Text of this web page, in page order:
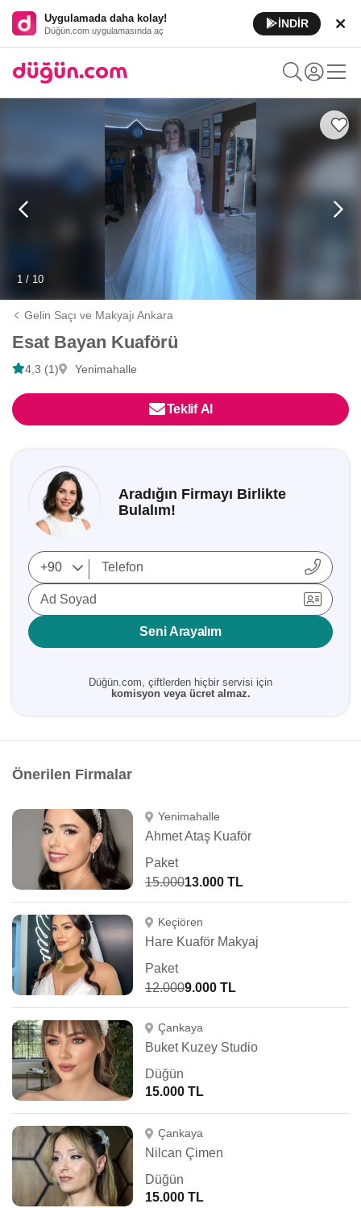
Uygulamada daha kolay!
Düğün.com uygulamasında aç
İNDİR
1 / 10
Gelin Saçı ve Makyajı Ankara
Esat Bayan Kuaförü
4,3 (1) Yenimahalle
Teklif Al
Aradığın Firmayı Birlikte
Bulalım!
Ad Soyad
Seni Arayalım
Düğün.com, çiftlerden hiçbir servisi için
komisyon veya ücret almaz.
Önerilen Firmalar
Yenimahalle
Ahmet Ataş Kuaför
Paket
15.00013.000 TL
Keçiören
Hare Kuaför Makyaj
Paket
12.0009.000 TL
Çankaya
Buket Kuzey Studio
Düğün
15.000 TL
Çankaya
Nilcan Çimen
Düğün
15.000 TL